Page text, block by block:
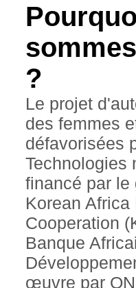
?
Le projet
des femmes
défavorisées
Technologies
financé par le
Korean Africa
Cooperation
Banque
œuvre par